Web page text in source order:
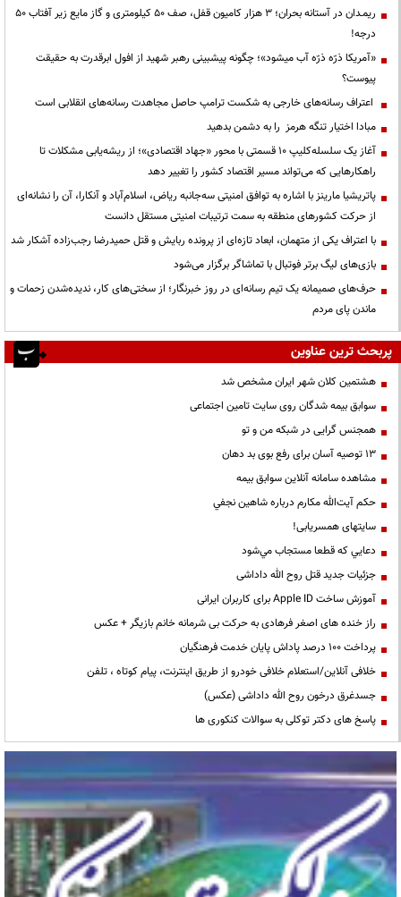
ریمـدان در آستانه بحران؛ ۳ هزار کامیون قفل، صف ۵۰ کیلومتری و گاز مایع زیر آفتاب ۵۰
درجه!
«آمریکا ذرّه ذرّه آب میشود»؛ چگونه پیشبینی رهبر شهید از افول ابرقدرت به حقیقت
پیوست؟
اعتراف رسانه‌های خارجی به شکست ترامپ حاصل مجاهدت رسانه‌های انقلابی است
مبادا اختیار تنگه هرمز را به دشمن بدهید
آغاز یک سلسله‌کلیپ ۱۰ قسمتی با محور «جهاد اقتصادی»؛ از ریشه‌یابی مشکلات تا
راهکارهایی که می‌تواند مسیر اقتصاد کشور را تغییر دهد
پاتریشیا مارینز با اشاره به توافق امنیتی سه‌جانبه ریاض، اسلام‌آباد و آنکارا، آن را نشانه‌ای
از حرکت کشورهای منطقه به سمت ترتیبات امنیتی مستقل دانست
با اعتراف یکی از متهمان، ابعاد تازه‌ای از پرونده ربایش و قتل حمیدرضا رجب‌زاده آشکار شد
بازی‌های لیگ برتر فوتبال با تماشاگر برگزار می‌شود
حرف‌های صمیمانه یک تیم رسانه‌ای در روز خبرنگار؛ از سختی‌های کار، ندیده‌شدن زحمات و
ماندن پای مردم
پربحث ترین عناوین
هشتمین کلان شهر ایران مشخص شد
سوابق بیمه شدگان روی سایت تامین اجتماعی
همجنس گرایی در شبکه من و تو
13 توصیه آسان برای رفع بوی بد دهان
مشاهده سامانه آنلاين سوابق بیمه
حكم آيت‌الله مكارم درباره شاهين نجفي
سایتهای همسریابی!
دعايي كه قطعا مستجاب مي‌شود
جزئیات جدید قتل روح الله داداشی
آموزش ساخت Apple ID برای کاربران ایرانی
راز خنده های اصغر فرهادی به حرکت بی شرمانه خانم بازیگر + عکس
پرداخت ۱۰۰ درصد پاداش پایان خدمت فرهنگیان
خلافی آنلاین/استعلام خلافی خودرو از طریق اینترنت، پیام کوتاه ، تلفن
جسدغرق درخون روح الله داداشی (عکس)
پاسخ های دکتر توکلی به سوالات کنکوری ها